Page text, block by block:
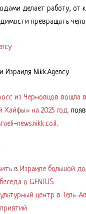
делает работу, от
превращать
Израиля Nikk.Agency
из Черновцов вошла в
Хайфы» на 2025 год.
news.nikk.co.il.
в Израиле большой
о GENIUS
центр в Тель-